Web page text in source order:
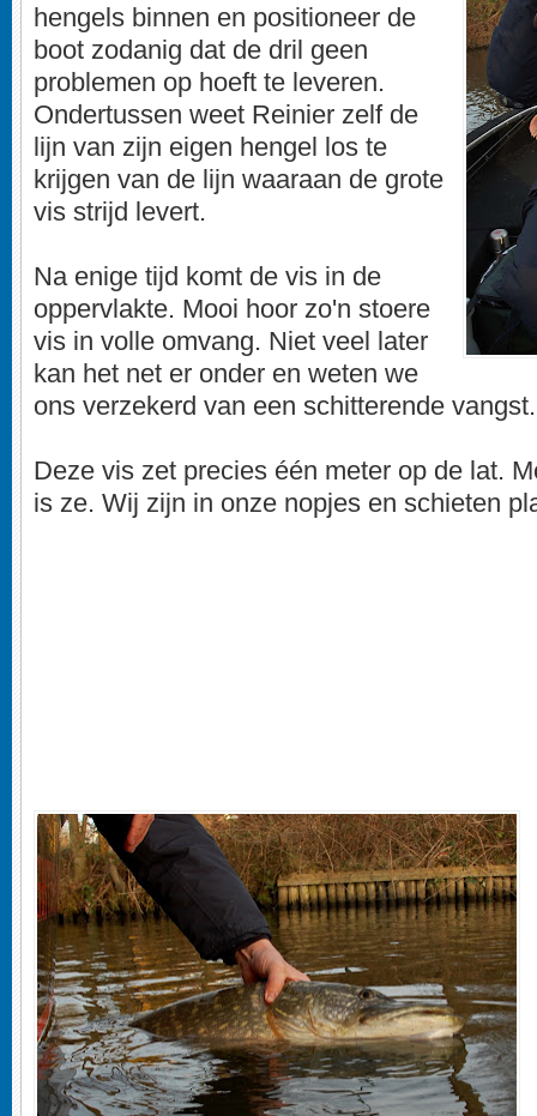
hengels binnen en positioneer de
boot zodanig dat de dril geen
problemen op hoeft te leveren.
Ondertussen weet Reinier zelf de
lijn van zijn eigen hengel los te
krijgen van de lijn waaraan de grote
vis strijd levert.
Na enige tijd komt de vis in de
oppervlakte. Mooi hoor zo'n stoere
vis in volle omvang. Niet veel later
kan het net er onder en weten we
ons verzekerd van een schitterende vangst.
Deze vis zet precies één meter op de lat.
is ze. Wij zijn in onze nopjes en schieten